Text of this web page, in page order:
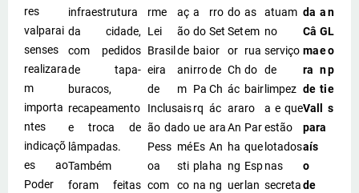
res
valparai
senses
realizara
m
importa
ntes
indicaçõ
es ao
Poder
infraestrutura
da cidade,
com pedidos
de tapa-
buracos,
recapeamento
e troca de
lâmpadas.
Também
foram feitas
rme
Lei
Brasil
eira
de
Inclus
ão da
Pess
oa
com
aç
ão
de
ani
m
ais
do
mé
sti
co
a
do
bai
rro
Pa
rq
ue
Es
pla
na
rro
Set
or
de
Ch
ác
ara
An
ha
ng
do
Set
or
Ch
ác
ara
An
ha
ng
uer
as
em
rua
do
bair
ro
Par
que
Esp
lan
atuam
no
serviço
de
limpez
a e que
estão
lotados
nas
secreta
da
Câ
ma
ra
de
Val
par
aís
o
de
a
G
e
n
ti
a
n
L
o
p
e
s